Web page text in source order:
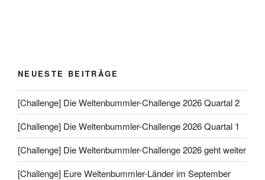
NEUESTE BEITRÄGE
[Challenge] Die Weltenbummler-Challenge 2026 Quartal 2
[Challenge] Die Weltenbummler-Challenge 2026 Quartal 1
[Challenge] Die Weltenbummler-Challenge 2026 geht weiter
[Challenge] Eure Weltenbummler-Länder im September